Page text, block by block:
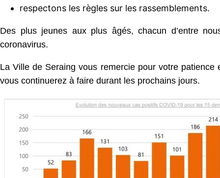
respectons les règles sur les rassemblements.
Des plus jeunes aux plus âgés, chacun d’entre
coronavirus.
La Ville de Seraing vous remercie pour votre
vous continuerez à faire durant les prochains jours.